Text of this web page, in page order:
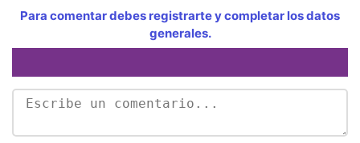
Para comentar debes registrarte y completar los datos
generales.